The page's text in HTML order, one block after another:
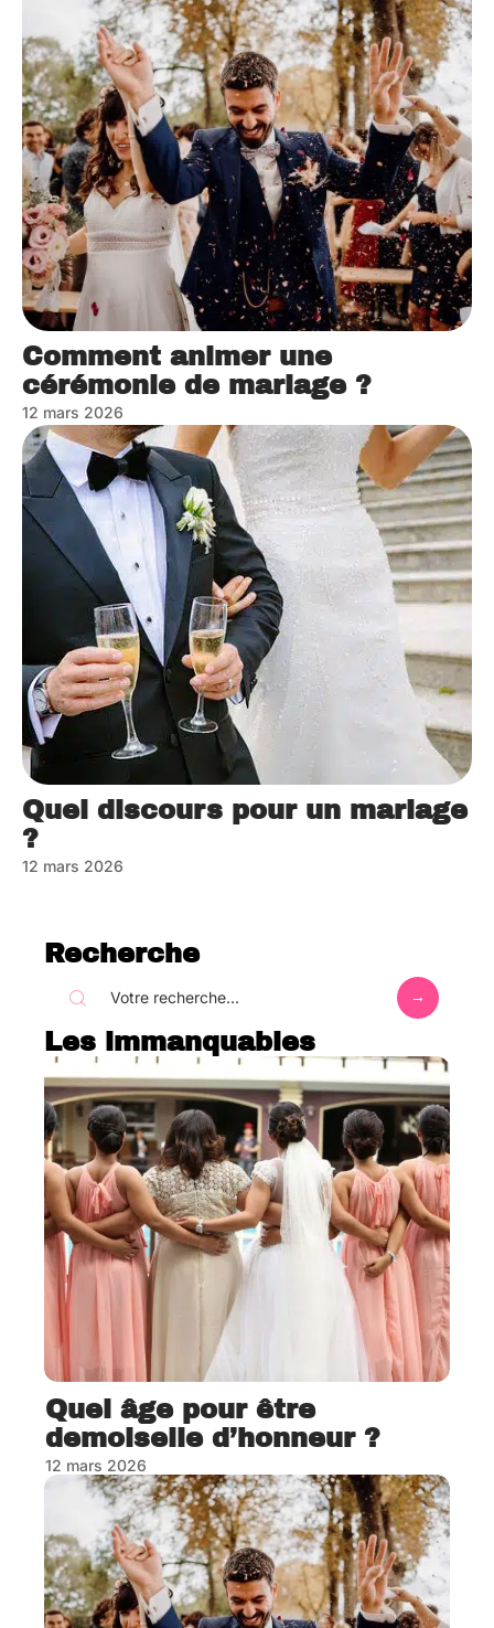
Comment animer une
cérémonie de mariage ?
12 mars 2026
Quel discours pour un mariage
?
12 mars 2026
Recherche
Les immanquables
Quel âge pour être
demoiselle d’honneur ?
12 mars 2026